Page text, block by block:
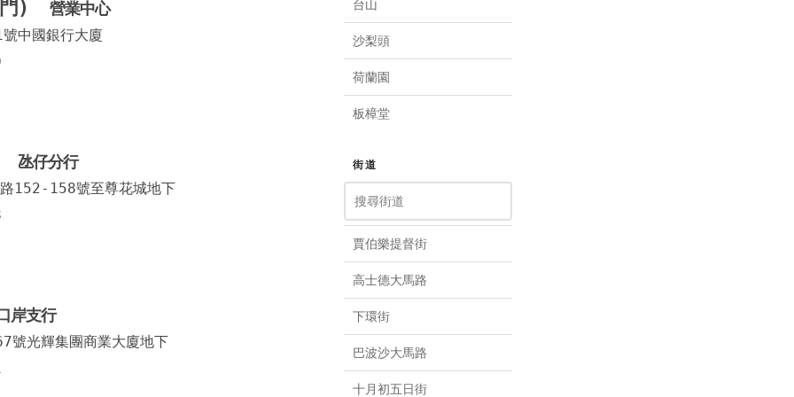
門) 營業中心
中國銀行大廈
氹仔分行
152-158號至尊花城地下
岸支行
號光輝集團商業大廈地下
女裝
工程
印刷
診所
酒店用品
美容店
裝修材料
政府部門
物業管理
台山
沙梨頭
荷蘭園
板樟堂
黑沙環
筷子基
雅廉訪
祐漢
新口岸
氹仔
街道
賈伯樂提督街
高士德大馬路
下環街
巴波沙大馬路
十月初五日街